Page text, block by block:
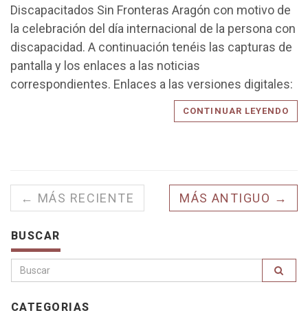
Discapacitados Sin Fronteras Aragón con motivo de
la celebración del día internacional de la persona con
discapacidad. A continuación tenéis las capturas de
pantalla y los enlaces a las noticias
correspondientes. Enlaces a las versiones digitales:
CONTINUAR LEYENDO
← MÁS RECIENTE MÁS ANTIGUO →
BUSCAR
CATEGORIAS